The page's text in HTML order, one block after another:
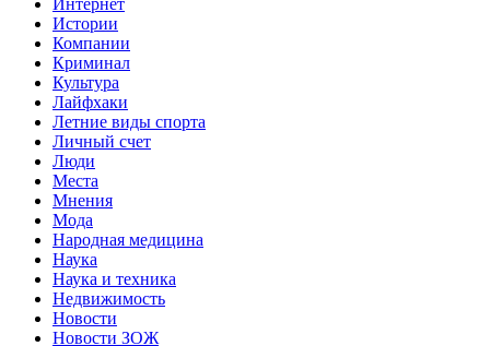
Истории
Компании
Криминал
Культура
Лайфхаки
Летние виды спорта
Личный счет
Люди
Места
Мнения
Мода
Народная медицина
Наука
Наука и техника
Недвижимость
Новости
Новости ЗОЖ